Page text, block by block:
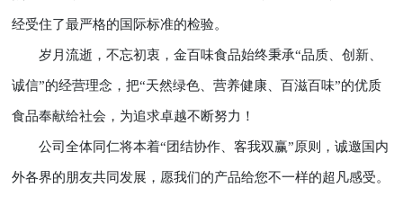
经受住了最严格的国际标准的检验。
岁月流逝，不忘初衷，金百味食品始终秉承“品质、创新、
诚信”的经营理念，把“天然绿色、营养健康、百滋百味”的优质
食品奉献给社会，为追求卓越不断努力！
公司全体同仁将本着“团结协作、客我双赢”原则，诚邀国内
外各界的朋友共同发展，愿我们的产品给您不一样的超凡感受。